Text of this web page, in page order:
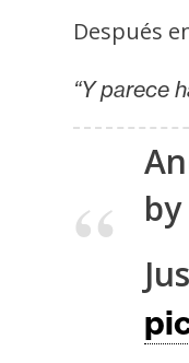
a
R
u
Después
“Y parece